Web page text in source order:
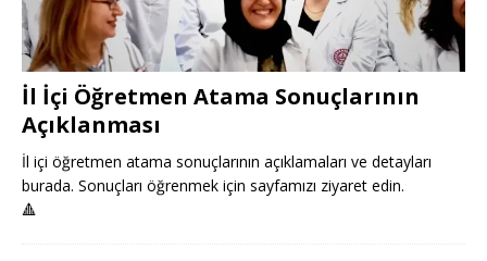
İl İçi Öğretmen Atama Sonuçlarının
Açıklanması
İl içi öğretmen atama sonuçlarının açıklamaları ve detayları
burada. Sonuçları öğrenmek için sayfamızı ziyaret edin.
🔺